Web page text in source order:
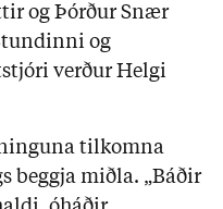
og Þórður Snær
og
verður Helgi
tilkomna
beggja miðla. „Báðir